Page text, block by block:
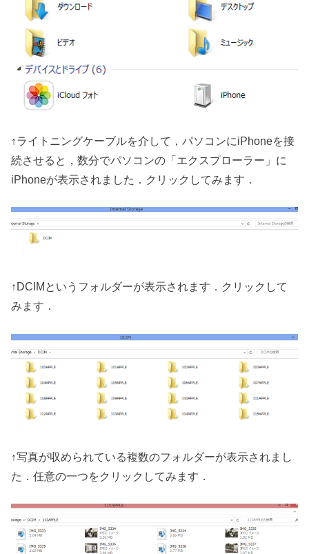
↑ライトニングケーブルを介して，パソコンにiPhoneを接
続させると，数分でパソコンの「エクスプローラー」に
iPhoneが表示されました．クリックしてみます．
↑DCIMというフォルダーが表示されます．クリックして
みます．
↑写真が収められている複数のフォルダーが表示されまし
た．任意の一つをクリックしてみます．